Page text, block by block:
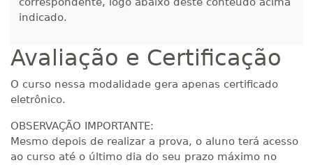
320 H 40
340 H 120
R$ 1.685,33
Matricular
360 H 45dias 120
Matricular
indicado.
Avaliação e Certificação
O curso nessa modalidade gera apenas certificado
eletrônico.
OBSERVAÇÃO IMPORTANTE:
Mesmo depois de realizar a prova, o aluno terá acesso
ao curso até o último dia do seu prazo máximo no